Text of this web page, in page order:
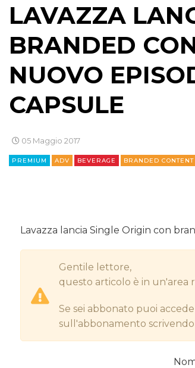
LAVAZZA
BRANDED
NUOVO
CAPSULE
05 Maggio 2017
PREMIUM ADV BEVERAGE BRANDED CONTENT
Lavazza lancia Single Origin con
Gentile lettore,
questo articolo è in un'area
Se sei abbonato puoi
sull'abbonamento